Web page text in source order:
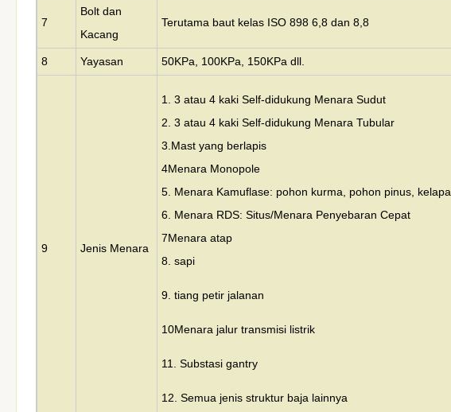
7
Bolt dan
Kacang
Terutama baut kelas ISO 898 6,8 dan 8,8
8 Yayasan 50KPa, 100KPa, 150KPa dll.
9 Jenis Menara
1. 3 atau 4 kaki Self-didukung Menara Sudut
2. 3 atau 4 kaki Self-didukung Menara Tubular
3. Mast yang berlapis
4Menara Monopole
5. Menara Kamuflase: pohon kurma, pohon pinus, kelapa
6. Menara RDS: Situs/Menara Penyebaran Cepat
7Menara atap
8. sapi
9. tiang petir jalanan
10Menara jalur transmisi listrik
11. Substasi gantry
12. Semua jenis struktur baja lainnya